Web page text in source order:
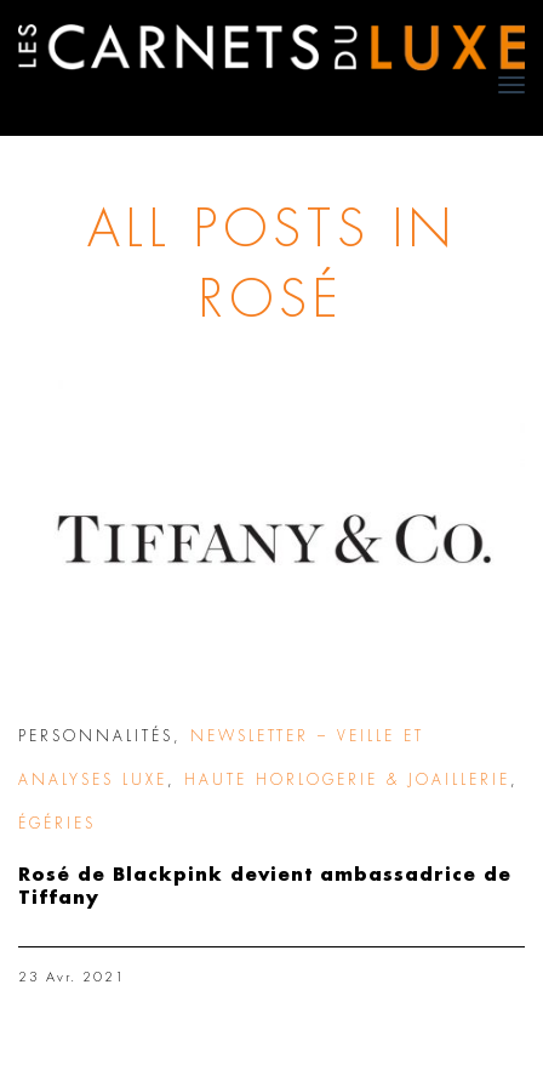
ALL POSTS IN
ROSÉ
PERSONNALITÉS NEWSLETTER – VEILLE ET
ANALYSES LUXE HAUTE HORLOGERIE & JOAILLERIE
ÉGÉRIES
Rosé de Blackpink devient ambassadrice de
Tiffany
23 Avr. 2021